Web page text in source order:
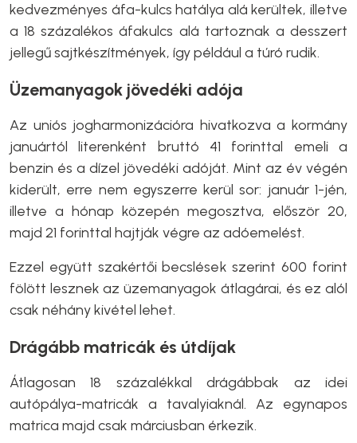
kedvezményes áfa-kulcs hatálya alá kerültek, illetve
a 18 százalékos áfakulcs alá tartoznak a desszert
jellegű sajtkészítmények, így például a túró rudik.
Üzemanyagok jövedéki adója
Az uniós jogharmonizációra hivatkozva a kormány
januártól literenként bruttó 41 forinttal emeli a
benzin és a dízel jövedéki adóját. Mint az év végén
kiderült, erre nem egyszerre kerül sor: január 1-jén,
illetve a hónap közepén megosztva, először 20,
majd 21 forinttal hajtják végre az adóemelést.
Ezzel együtt szakértői becslések szerint 600 forint
fölött lesznek az üzemanyagok átlagárai, és ez alól
csak néhány kivétel lehet.
Drágább matricák és útdíjak
Átlagosan 18 százalékkal drágábbak az idei
autópálya-matricák a tavalyiaknál. Az egynapos
matrica majd csak márciusban érkezik.